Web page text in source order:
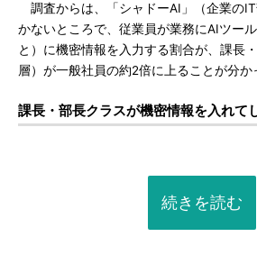
調査からは、「シャドーAI」（企業の
かないところで、従業員が業務にAIツー
と）に機密情報を入力する割合が、課長
層）が一般社員の約2倍に上ることが分か
課長・部長クラスが機密情報を入れて
続きを読む